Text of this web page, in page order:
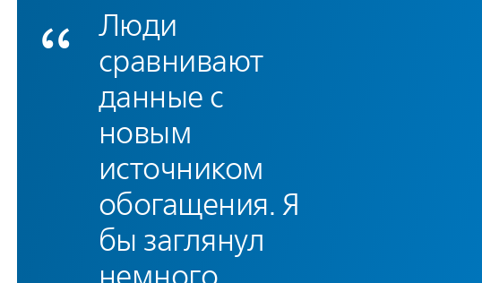
Люди
сравнивают
данные с
новым
источником
обогащения. Я
бы заглянул